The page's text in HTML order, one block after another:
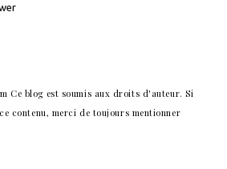
Ce blog est soumis aux droits d'auteur. Si
contenu, merci de toujours mentionner